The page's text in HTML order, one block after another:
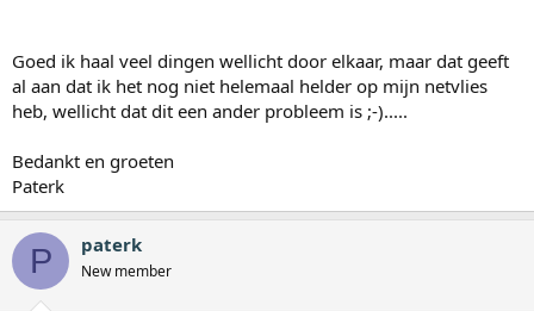
Goed ik haal veel dingen wellicht door elkaar, maar dat geeft
al aan dat ik het nog niet helemaal helder op mijn netvlies
heb, wellicht dat dit een ander probleem is ;-).....
Bedankt en groeten
Paterk
P paterk
New member